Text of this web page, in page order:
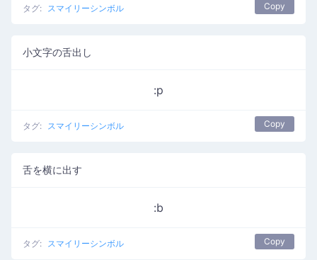
タグ: スマイリーシンボル Copy
小文字の舌出し
:p
タグ: スマイリーシンボル Copy
舌を横に出す
:b
タグ: スマイリーシンボル Copy